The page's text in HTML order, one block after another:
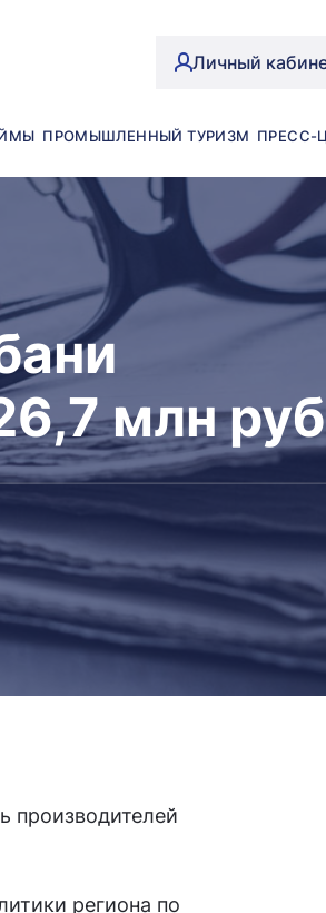
Личный
ПРОМЫШЛЕННЫЙ ТУРИЗМ ПРЕСС-
млн
производителей
региона по